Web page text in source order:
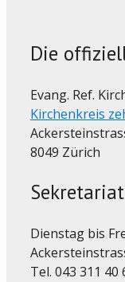
Die
Evang. Ref.
Kirchenkreis
8049 Zürich
Dienstag bis
Tel. 043 311 40